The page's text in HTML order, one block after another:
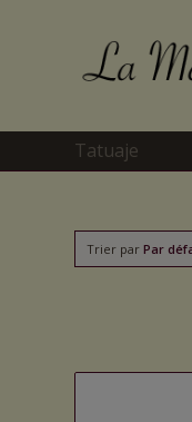
Tatuaje
Trier par Par